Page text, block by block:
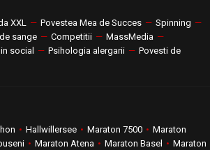
XXL — Povestea Mea de Succes — Spinning —
sange — Competitii — MassMedia —
social — Psihologia alergarii — Povesti de
• Hallwillersee • Maraton 7500 • Maraton
• Maraton Atena • Maraton Basel • Maraton